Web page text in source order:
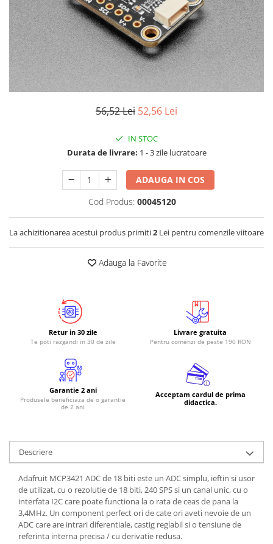
RS-232
RS-485
RTC
Telecomenzi
Motor 25D
Motor 37D
Motoreductor plastic
Stepper
Sub-Micro
Tamiya
Suruburi, Piulite, Conectare
Micro:bit
Nvidia
Olinuxino
Photon
PIC
Platforme de dezvoltare
PIR
Radar
Sonar
Sunet
Tensiune
56,52 Lei 52,56 Lei
IN STOC
Durata de livrare: 1 - 3 zile lucratoare
ADAUGA IN COS
Cod Produs: 00045120
La achizitionarea acestui produs primiti2 Lei pentru comenzile viitoare
Adauga la Favorite
Retur in 30 zile
Te poti razgandi in 30 de zile
Livrare gratuita
Pentru comenzi de peste 190 RON
Garantie 2 ani
Produsele beneficiaza de o garantie
de 2 ani
Acceptam cardul de prima
didactica.
Descriere
Adafruit MCP3421 ADC de 18 biti este un ADC simplu, ieftin si usor
de utilizat, cu o rezolutie de 18 biti, 240 SPS si un canal unic, cu o
interfata I2C care poate functiona la o rata de ceas de pana la
3,4MHz. Un component perfect ori de cate ori aveti nevoie de un
ADC care are intrari diferentiale, castig reglabil si o tensiune de
referinta interna precisa / cu derivatie redusa.